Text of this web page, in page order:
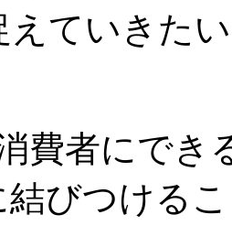
えていきた
費者にでき
結びつける